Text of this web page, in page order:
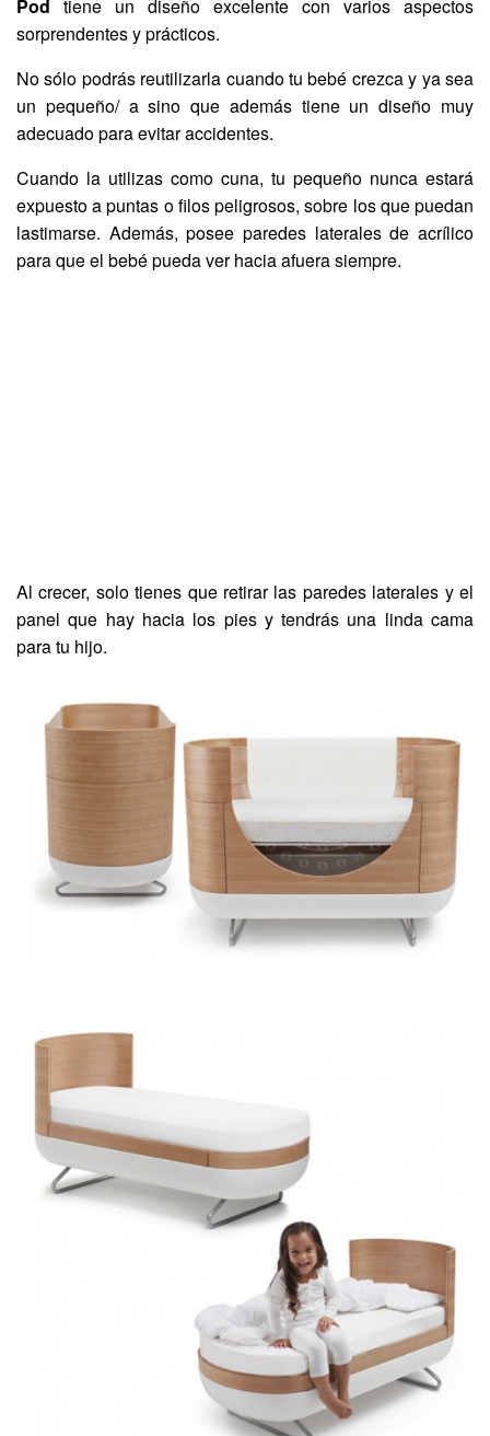
Pod tiene un diseño excelente con varios aspectos
sorprendentes y prácticos.
No sólo podrás reutilizarla cuando tu bebé crezca y ya sea
un pequeño/ a sino que además tiene un diseño muy
adecuado para evitar accidentes.
Cuando la utilizas como cuna, tu pequeño nunca estará
expuesto a puntas o filos peligrosos, sobre los que puedan
lastimarse. Además, posee paredes laterales de acrílico
para que el bebé pueda ver hacia afuera siempre.
Al crecer, solo tienes que retirar las paredes laterales y el
panel que hay hacia los pies y tendrás una linda cama
para tu hijo.